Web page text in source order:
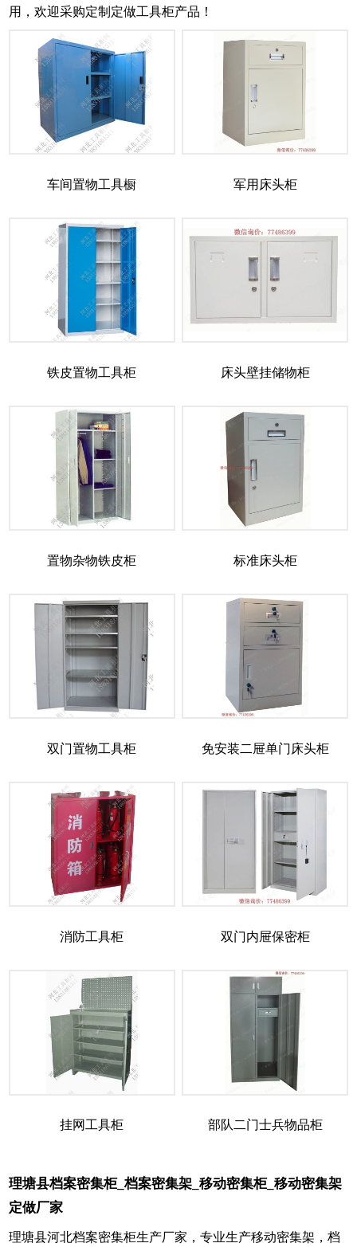
用，欢迎采购定制定做工具柜产品！
车间置物工具橱 军用床头柜
铁皮置物工具柜 床头壁挂储物柜
置物杂物铁皮柜 标准床头柜
双门置物工具柜 免安装二屉单门床头柜
消防工具柜 双门内屉保密柜
挂网工具柜 部队二门士兵物品柜
理塘县档案密集柜_档案密集架_移动密集柜_移动密集架
定做厂家
理塘县河北档案密集柜生产厂家，专业生产移动密集架，档